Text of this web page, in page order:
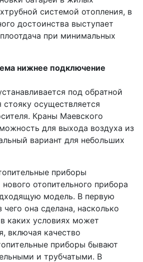
системой отопления, в
достоинства выступает
при минимальных
нижнее подключение
под обратной
стояку осуществляется
Краны Маевского
для выхода воздуха из
вариант для небольших
приборы
отопительного прибора
модель. В первую
чего она сделана, насколько
каких условиях может
включая качество
приборы бывают
и трубчатыми. В